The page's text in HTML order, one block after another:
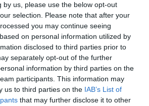
by us, please use the below opt-out
selection. Please note that after your
you may continue seeing
on personal information utilized by
disclosed to third parties prior to
separately opt-out of the further
information by third parties on the
participants. This information may
us to third parties on the IAB’s List of
that may further disclose it to other
από 1η Οκτωβρίου οι
δεν αναρτώνται –
δημοσίευσή τους στις
φορέων που τις εκδίδουν”
το debater.gr στοGoogle News
πρώτοι όλες τις ειδήσεις